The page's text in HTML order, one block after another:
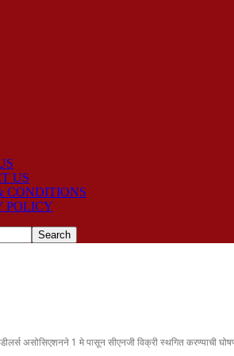
US
CONDITIONS
POLICY
असोसिएशनने 1 मे पासून सीएनजी विक्री स्थगित करण्याची